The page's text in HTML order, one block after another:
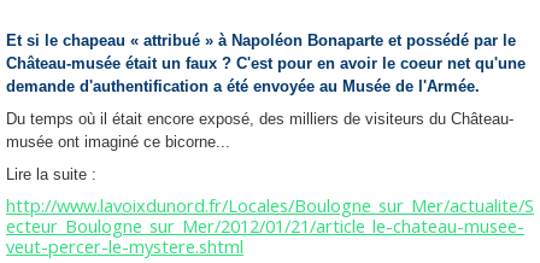
Et si le chapeau « attribué » à Napoléon Bonaparte et possédé par le
Château-musée était un faux ? C'est pour en avoir le coeur net qu'une
demande d'authentification a été envoyée au Musée de l'Armée.
Du temps où il était encore exposé, des milliers de visiteurs du Château-
musée ont imaginé ce bicorne...
Lire la suite :
http://www.lavoixdunord.fr/Locales/Boulogne_sur_Mer/actualite/S
ecteur_Boulogne_sur_Mer/2012/01/21/article_le-chateau-musee-
veut-percer-le-mystere.shtml